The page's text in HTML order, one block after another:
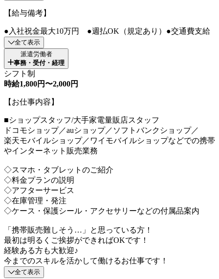
【給与備考】
●入社祝金最大10万円 ●週払OK（規定あり）●交通費支給
全て表示
派遣労働者
事務・受付・経理
シフト制
時給1,800円〜2,000円
【お仕事内容】
■ショップスタッフ/大手家電量販店スタッフ
ドコモショップ／auショップ／ソフトバンクショップ／
楽天モバイルショップ／ワイモバイルショップなどでの携帯
やインターネット販売業務
◇スマホ・タブレットのご紹介
◇料金プランの説明
◇アフターサービス
◇在庫管理・発注
◇ケース・保護シール・アクセサリーなどの付属品案内
「携帯販売難しそう…」と思っている方！
最初は明るくご挨拶ができればOKです！
経験ある方も大歓迎♪
今までのスキルを活かして働けるお仕事です！
全て表示